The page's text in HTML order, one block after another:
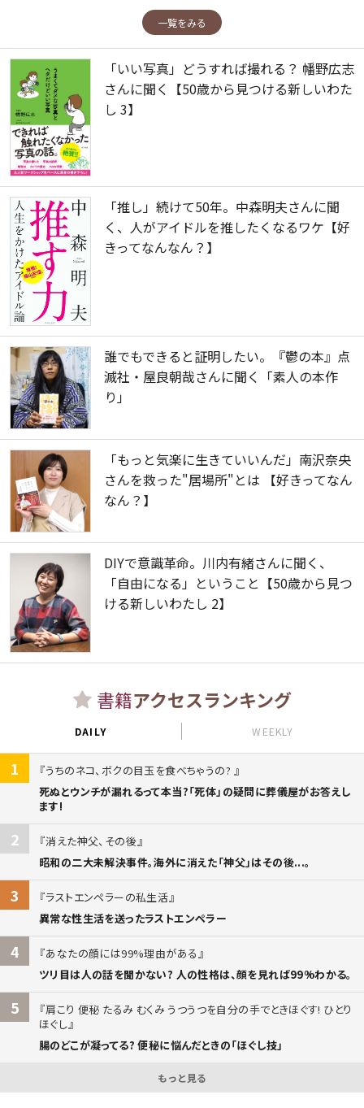
一覧をみる
「いい写真」どうすれば撮れる？ 幡野広志
さんに聞く【50歳から見つける新しいわた
し 3】
「推し」続けて50年。中森明夫さんに聞
く、人がアイドルを推したくなるワケ【好
きってなんなん？】
誰でもできると証明したい。『鬱の本』点
滅社・屋良朝哉さんに聞く「素人の本作
り」
「もっと気楽に生きていいんだ」南沢奈央
さんを救った"居場所"とは 【好きってなん
なん？】
DIYで意識革命。川内有緒さんに聞く、
「自由になる」ということ【50歳から見つ
ける新しいわたし 2】
書籍アクセスランキング
DAILY WEEKLY
1
うちのネコ、ボクの目玉を食べちゃうの?
死ぬとウンチが漏れるって本当?「死体」の疑問に葬儀屋がお答えし
ます!
2
消えた神父、その後
昭和の二大未解決事件。海外に消えた「神父」はその後...。
3
ラストエンペラーの私生活
異常な性生活を送ったラストエンペラー
4
あなたの顔には99%理由がある
ツリ目は人の話を聞かない? 人の性格は、顔を見れば99%わかる。
5
肩こり 便秘 たるみ むくみ うつうつを自分の手でときほぐす! ひとり
ほぐし
腸のどこが凝ってる? 便秘に悩んだときの「ほぐし技」
もっと見る